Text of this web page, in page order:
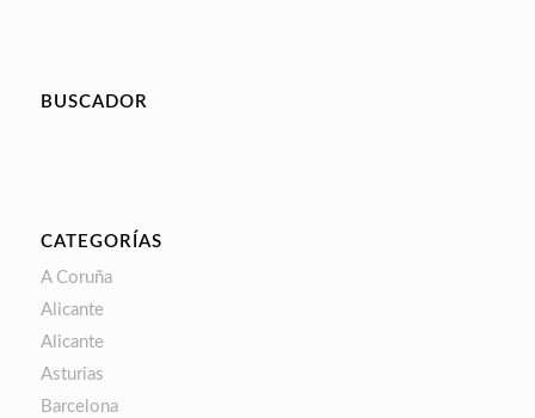
BUSCADOR
CATEGORÍAS
A Coruña
Alicante
Alicante
Asturias
Barcelona